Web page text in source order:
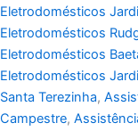
Eletrodomésticos
Eletrodomésticos
Eletrodomésticos
Eletrodomésticos
Santa Terezinha,
Campestre,